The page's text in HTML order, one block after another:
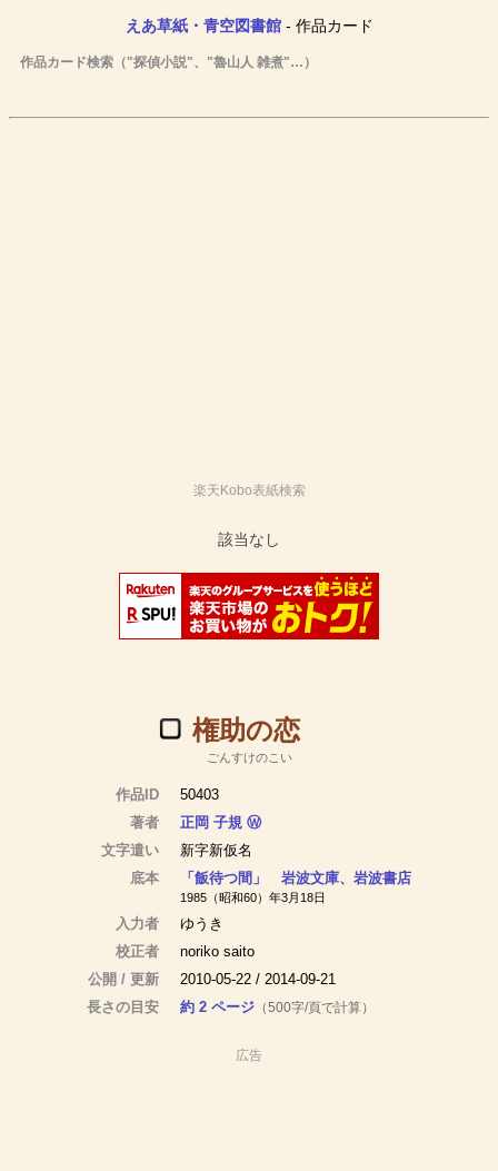
えあ草紙・青空図書館- 作品カード
作品カード検索（"探偵小説"、"魯山人 雑煮"…）
楽天Kobo表紙検索
権助の恋
ごんすけのこい
作品ID
50403
著者
正岡 子規 Ⓦ
文字遣い
新字新仮名
底本
「飯待つ間」 岩波文庫、岩波書店
1985（昭和60）年3月18日
入力者
ゆうき
校正者
noriko saito
公開 / 更新
2010-05-22 / 2014-09-21
長さの目安
約 2 ページ （500字/頁で計算）
広告